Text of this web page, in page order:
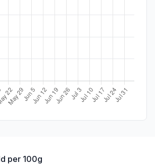
for 'Bratwurst Jalapeno 300g Arne
per 100g